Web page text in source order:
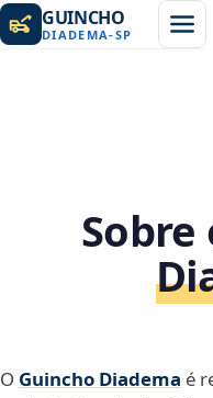
GUINCHO
DIADEMA-SP
O Guincho Diadema é